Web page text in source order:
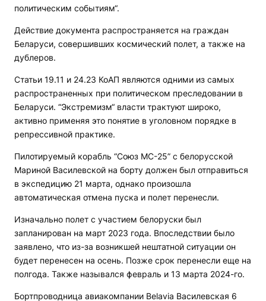
политическим событиям“.
Действие документа распространяется на граждан
Беларуси, совершивших космический полет, а также на
дублеров.
Статьи 19.11 и 24.23 КоАП являются одними из самых
распространенных при политическом преследовании в
Беларуси. “Экстремизм“ власти трактуют широко,
активно применяя это понятие в уголовном порядке в
репрессивной практике.
Пилотируемый корабль “Союз МС-25” с белорусской
Мариной Василевской на борту должен был отправиться
в экспедицию 21 марта, однако произошла
автоматическая отмена пуска и полет перенесли.
Изначально полет с участием белоруски был
запланирован на март 2023 года. Впоследствии было
заявлено, что из-за возникшей нештатной ситуации он
будет перенесен на осень. Позже срок перенесли еще на
полгода. Также назывался февраль и 13 марта 2024-го.
Бортпроводница авиакомпании Belavia Василевская 6